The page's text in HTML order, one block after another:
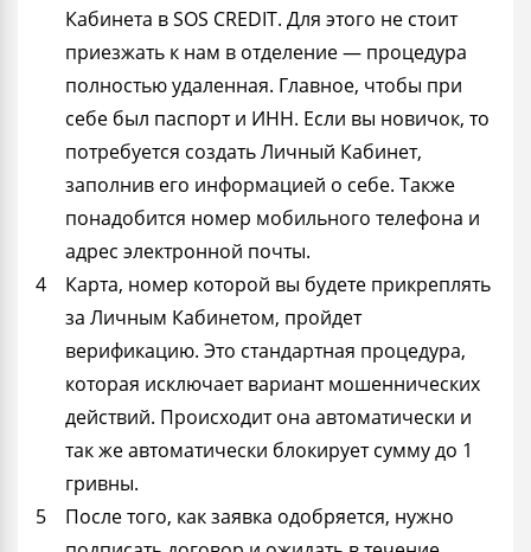
Кабинета в SOS CREDIT. Для этого не стоит
приезжать к нам в отделение — процедура
полностью удаленная. Главное, чтобы при
себе был паспорт и ИНН. Если вы новичок, то
потребуется создать Личный Кабинет,
заполнив его информацией о себе. Также
понадобится номер мобильного телефона и
адрес электронной почты.
Карта, номер которой вы будете прикреплять
за Личным Кабинетом, пройдет
верификацию. Это стандартная процедура,
которая исключает вариант мошеннических
действий. Происходит она автоматически и
так же автоматически блокирует сумму до 1
гривны.
После того, как заявка одобряется, нужно